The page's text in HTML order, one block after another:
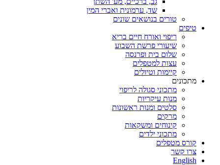
שד, ערמונית ואברי המין
טורים בנושאים שונים
טיפים
ריפוי ואורח חיים בריא
שיעורי פרשת השבוע
שלום בית ופרנסה
עצות למטפלים
קיימות וטיולים
מתכונים
מתכוני סגולה לריפוי
מנות עיקריות
סלטים ומנות ראשונות
מרקים
קינוחים ומשקאות
מתכוני ילדים
קורס מטפלים
צרו קשר
English